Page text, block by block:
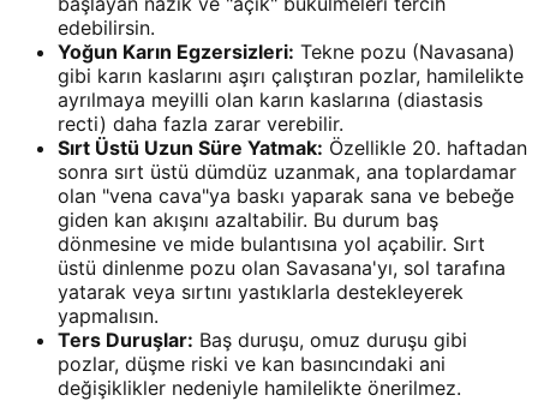
edebilirsin.
Yoğun Karın Egzersizleri: Tekne pozu (Navasana)
gibi karın kaslarını aşırı çalıştıran pozlar, hamilelikte
ayrılmaya meyilli olan karın kaslarına (diastasis
recti) daha fazla zarar verebilir.
Sırt Üstü Uzun Süre Yatmak: Özellikle 20. haftadan
sonra sırt üstü dümdüz uzanmak, ana toplardamar
olan "vena cava"ya baskı yaparak sana ve bebeğe
giden kan akışını azaltabilir. Bu durum baş
dönmesine ve mide bulantısına yol açabilir. Sırt
üstü dinlenme pozu olan Savasana'yı, sol tarafına
yatarak veya sırtını yastıklarla destekleyerek
yapmalısın.
Ters Duruşlar: Baş duruşu, omuz duruşu gibi
pozlar, düşme riski ve kan basıncındaki ani
değişiklikler nedeniyle hamilelikte önerilmez.